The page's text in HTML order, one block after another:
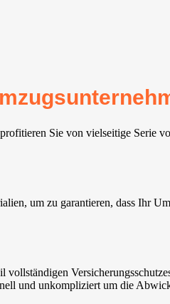
Sie von vielseitige Serie
um zu garantieren, dass Ihr
und unkompliziert um die